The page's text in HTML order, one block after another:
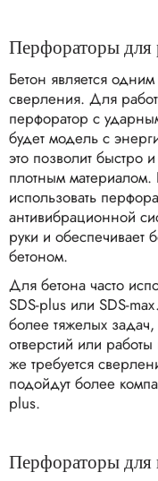
Перфораторы для
Бетон является
сверления. Для
перфоратор с
будет модель с
это позволит быстро
плотным материалом.
использовать
антивибрационной
руки и обеспечивает
бетоном.
Для бетона часто
SDS-plus или SDS-
более тяжелых
отверстий или
же требуется
подойдут более
plus.
Перфораторы для